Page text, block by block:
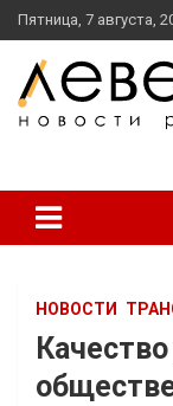
перейти
к
содержанию
Пятница, 7 августа,
НОВОСТИ